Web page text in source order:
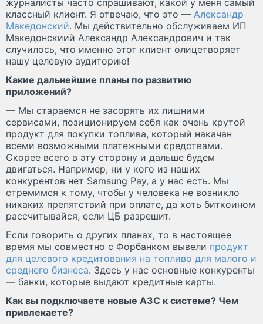
классный клиент. Я отвечаю, что это — Александр
Македонский. Мы действительно обслуживаем ИП
Македонскиий Александр Александрович и так
случилось, что именно этот клиент олицетворяет
нашу целевую аудиторию!
Какие дальнейшие планы по развитию
приложений?
— Мы стараемся не засорять их лишними
сервисами, позиционируем себя как очень крутой
продукт для покупки топлива, который накачан
всеми возможными платежными средствами.
Скорее всего в эту сторону и дальше будем
двигаться. Например, ни у кого из наших
конкурентов нет Samsung Pay, а у нас есть. Мы
стремимся к тому, чтобы у человека не возникло
никаких препятствий при оплате, да хоть биткоином
рассчитывайся, если ЦБ разрешит.
Если говорить о других планах, то в настоящее
время мы совместно с Форбанком вывели продукт
для целевого кредитования на топливо для малого и
среднего бизнеса. Здесь у нас основные конкуренты
— банки, которые выдают кредитные карты.
Как вы подключаете новые АЗС к системе? Чем
привлекаете?